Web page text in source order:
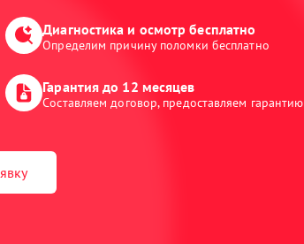
Диагностика и осмотр бесплатно
Определим причину поломки бесплатно
Гарантия до 12 месяцев
Составляем договор, предоставляем гарантию